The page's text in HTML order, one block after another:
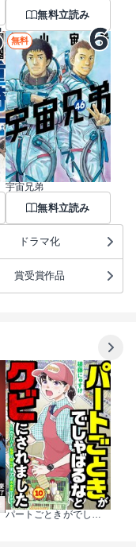
無料立読み
無料
宇宙兄弟
無料立読み
ドラマ化
賞受賞作品
パートごときがでしゃばるなとクビにされました～このスーパー、私達で回してましたが大丈夫ですか？～【単話】